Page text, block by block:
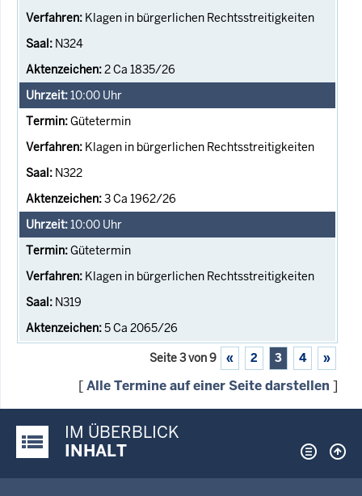
Klagen in bürgerlichen Rechtsstreitigkeiten
N324
2 Ca 1835/26
10:00 Uhr
Gütetermin
Klagen in bürgerlichen Rechtsstreitigkeiten
N322
3 Ca 1962/26
10:00 Uhr
Gütetermin
Klagen in bürgerlichen Rechtsstreitigkeiten
N319
5 Ca 2065/26
Seite 3 von 9 « 2 3 4 »
[Alle Termine auf einer Seite darstellen ]
Justiz-Portal im Überblick:
IM ÜBERBLICK
INHALT